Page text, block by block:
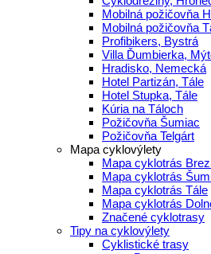
Mobilná požičovňa
Mobilná požičovňa
Profibikers, Bystrá
Villa Ďumbierka,
Hradisko, Nemecká
Hotel Partizán, Tále
Hotel Stupka, Tále
Kúria na Táloch
Požičovňa Šumiac
Požičovňa Telgárt
Mapa cyklovýlety
Mapa cyklotrás
Mapa cyklotrás
Mapa cyklotrás Tále
Mapa cyklotrás
Značené cyklotrasy
Tipy na cyklovýlety
Cyklistické trasy